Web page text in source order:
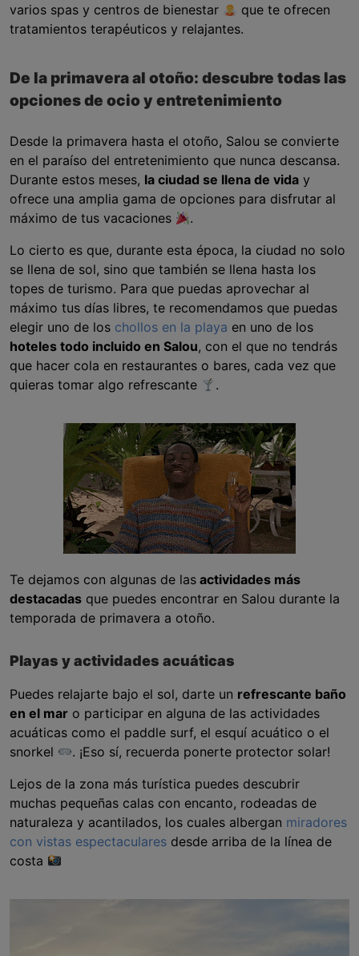
varios spas y centros de bienestar
que te ofrecen
tratamientos terapéuticos y relajantes.
De la primavera al otoño: descubre todas las
opciones de ocio y entretenimiento
Desde la primavera hasta el otoño, Salou se convierte
en el paraíso del entretenimiento que nunca descansa.
Durante estos meses, la ciudad se llena de vida y
ofrece una amplia gama de opciones para disfrutar al
máximo de tus vacaciones
.
Lo cierto es que, durante esta época, la ciudad no solo
se llena de sol, sino que también se llena hasta los
topes de turismo. Para que puedas aprovechar al
máximo tus días libres, te recomendamos que puedas
elegir uno de los chollos en la playa en uno de los
hoteles todo incluido en Salou, con el que no tendrás
que hacer cola en restaurantes o bares, cada vez que
quieras tomar algo refrescante
.
Te dejamos con algunas de las actividades más
destacadas que puedes encontrar en Salou durante la
temporada de primavera a otoño.
Playas y actividades acuáticas
Puedes relajarte bajo el sol, darte un refrescante baño
en el mar o participar en alguna de las actividades
acuáticas como el paddle surf, el esquí acuático o el
snorkel
. ¡Eso sí, recuerda ponerte protector solar!
Lejos de la zona más turística puedes descubrir
muchas pequeñas calas con encanto, rodeadas de
naturaleza y acantilados, los cuales albergan miradores
con vistas espectaculares desde arriba de la línea de
costa